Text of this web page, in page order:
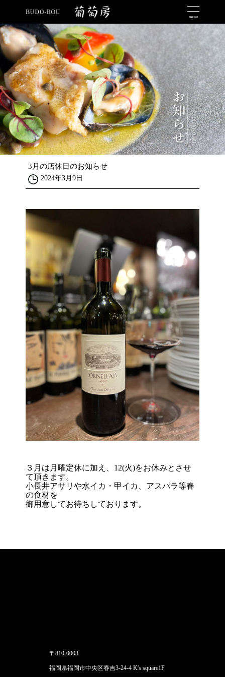
menu
3月の店休日のお知らせ
2024年3月9日
３月は月曜定休に加え、12(火)をお休みとさせ
て頂きます。
小長井アサリや水イカ・甲イカ、アスパラ等春
の食材を
御用意してお待ちしております。
〒810-0003
福岡県福岡市中央区春吉3-24-4 K's square1F